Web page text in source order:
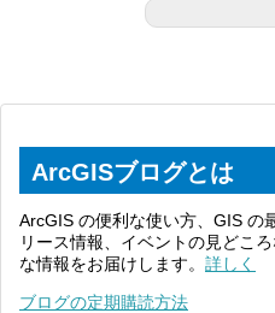
ArcGISブログとは
ArcGIS の便利な使い方、GIS の
リース情報、イベントの見どこ
な情報をお届けします。 詳しく
ブログの定期購読方法